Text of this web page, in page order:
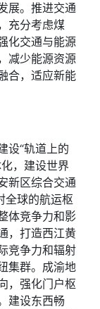
展。推进交通
充分考虑煤
化交通与能源
减少能源资源
合，适应新能
“轨道上的
，建设世界
新区综合交通
全球的航运枢
体竞争力和影
，打造西江黄
竞争力和辐射
集群。成渝地
，强化门户枢
建设东西畅